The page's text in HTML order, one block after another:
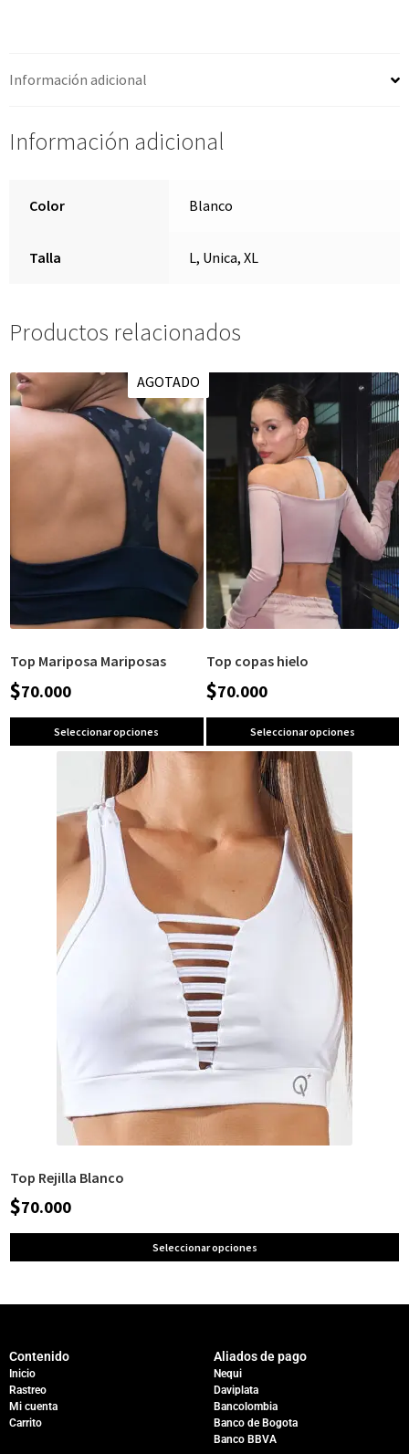
Información adicional
Información adicional
Color Blanco
Talla L, Unica, XL
Productos relacionados
AGOTADO
Top Mariposa Mariposas
$70.000
Seleccionar opciones
Top copas hielo
$70.000
Seleccionar opciones
Top Rejilla Blanco
$70.000
Seleccionar opciones
Contenido
Inicio
Rastreo
Mi cuenta
Carrito
Aliados de pago
Nequi
Daviplata
Bancolombia
Banco de Bogota
Banco BBVA